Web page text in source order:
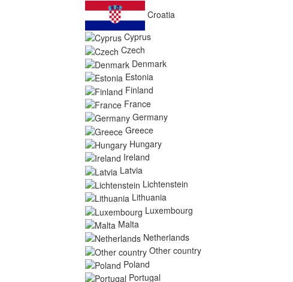
Croatia
Cyprus
Czech
Denmark
Estonia
Finland
France
Germany
Greece
Hungary
Ireland
Latvia
Lichtenstein
Lithuania
Luxembourg
Malta
Netherlands
Other country
Poland
Portugal